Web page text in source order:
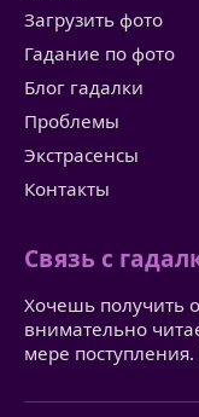
Загрузить фото
Гадание по фото
Блог гадалки
Проблемы
Экстрасенсы
Контакты
Связь с
Хочешь получить
внимательно
мере